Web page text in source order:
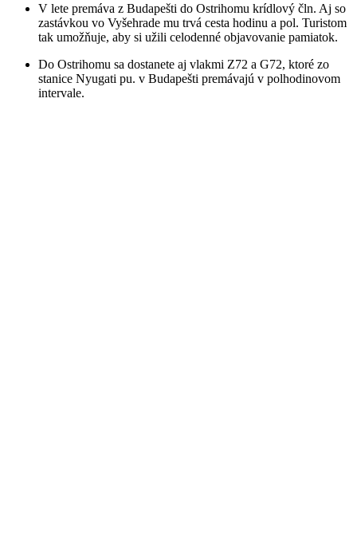
V lete premáva z Budapešti do Ostrihomu krídlový čln. Aj so
zastávkou vo Vyšehrade mu trvá cesta hodinu a pol. Turistom
tak umožňuje, aby si užili celodenné objavovanie pamiatok.
Do Ostrihomu sa dostanete aj vlakmi Z72 a G72, ktoré zo
stanice Nyugati pu. v Budapešti premávajú v polhodinovom
intervale.